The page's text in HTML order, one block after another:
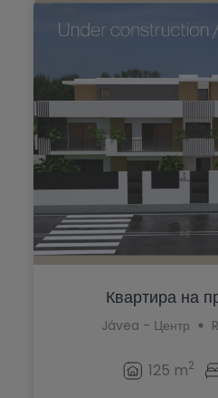
Квартира на
Jávea - Центр
125 m2